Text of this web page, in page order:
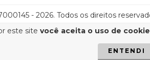
este site você aceita o uso de
ENTENDI
- 2026. Todos os direitos